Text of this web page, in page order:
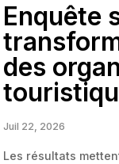
Enquête
des
Juil 22, 2026
Les résultats